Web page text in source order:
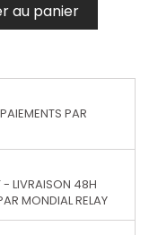
au panier
PAR
LIVRAISON 48H
MONDIAL RELAY